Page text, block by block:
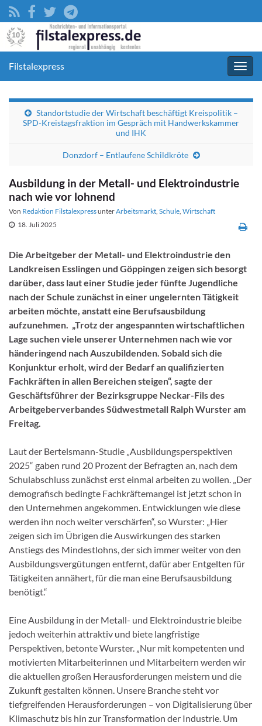
Filstalexpress
Standortstudie der Wirtschaft beschäftigt Kreispolitik –
SPD-Kreistagsfraktion im Gespräch mit Handwerkskammer
und IHK
Donzdorf – Entlaufene Schildkröte
Ausbildung in der Metall- und Elektroindustrie
nach wie vor lohnend
Von Redaktion FilstalexpressunterArbeitsmarkt, Schule, Wirtschaft
18. Juli 2025
Die Arbeitgeber der Metall- und Elektroindustrie den
Landkreisen Esslingen und Göppingen zeigen sich besorgt
darüber, dass laut einer Studie jeder fünfte Jugendliche
nach der Schule zunächst in einer ungelernten Tätigkeit
arbeiten möchte, anstatt eine Berufsausbildung
aufzunehmen. „Trotz der angespannten wirtschaftlichen
Lage suchen viele unserer Unternehmen nach wie vor
händeringend nach Auszubildenden. Sobald sich die
Konjunktur erholt, wird der Bedarf an qualifizierten
Fachkräften in allen Bereichen steigen“, sagte der
Geschäftsführer der Bezirksgruppe Neckar-Fils des
Arbeitgeberverbandes Südwestmetall Ralph Wurster am
Freitag.
Laut der Bertelsmann-Studie „Ausbildungsperspektiven
2025“ gaben rund 20 Prozent der Befragten an, nach dem
Schulabschluss zunächst erst einmal arbeiten zu wollen. „Der
demografisch bedingte Fachkräftemangel ist jetzt schon in
den Unternehmen angekommen. Entwicklungen wie diese
werden ihn noch weiter verschärfen“, so Wurster: „Hier
zeigen sich im Übrigen die Auswirkungen des starken
Anstiegs des Mindestlohns, der sich immer weiter von den
Ausbildungsvergütungen entfernt, dafür aber Entgelten für
Tätigkeiten annähert, für die man eine Berufsausbildung
benötigt.“
Eine Ausbildung in der Metall- und Elektroindustrie bleibe
jedoch weiterhin attraktiv und biete langfristige
Perspektiven, betonte Wurster. „Nur mit kompetenten und
motivierten Mitarbeiterinnen und Mitarbeitern werden wir
die aktuellen großen Herausforderungen meistern und die
Zukunft gestalten können. Unsere Branche steht vor
tiefgreifenden Herausforderungen – von Digitalisierung über
Klimaschutz bis hin zur Transformation der Industrie. Um